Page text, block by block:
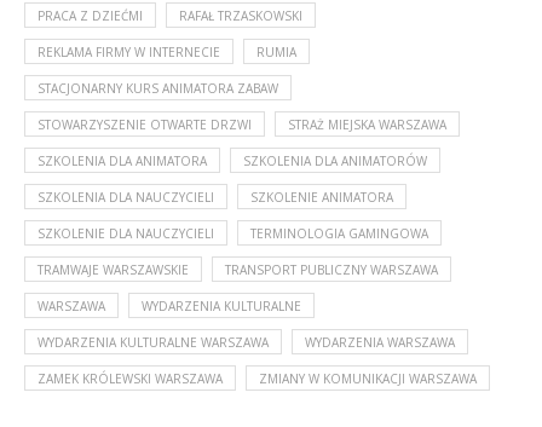
PRACA Z DZIEĆMI RAFAŁ TRZASKOWSKI
REKLAMA FIRMY W INTERNECIE RUMIA
STACJONARNY KURS ANIMATORA ZABAW
STOWARZYSZENIE OTWARTE DRZWI STRAŻ MIEJSKA WARSZAWA
SZKOLENIA DLA ANIMATORA SZKOLENIA DLA ANIMATORÓW
SZKOLENIA DLA NAUCZYCIELI SZKOLENIE ANIMATORA
SZKOLENIE DLA NAUCZYCIELI TERMINOLOGIA GAMINGOWA
TRAMWAJE WARSZAWSKIE TRANSPORT PUBLICZNY WARSZAWA
WARSZAWA WYDARZENIA KULTURALNE
WYDARZENIA KULTURALNE WARSZAWA WYDARZENIA WARSZAWA
ZAMEK KRÓLEWSKI WARSZAWA ZMIANY W KOMUNIKACJI WARSZAWA